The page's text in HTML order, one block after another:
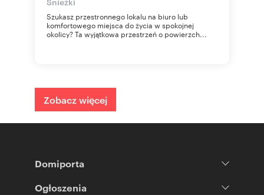
Szukasz przestronnego lokalu na biuro lub
komfortowego miejsca do życia w spokojnej
okolicy? Ta wyjątkowa przestrzeń o powierzch...
Zobacz więcej
Domiporta
Ogłoszenia